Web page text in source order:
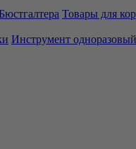
Бюстгалтера Товары для
Инструмент одноразовый